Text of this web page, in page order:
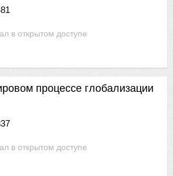
в открытом доступе
в открытом доступе
процессе глобализации